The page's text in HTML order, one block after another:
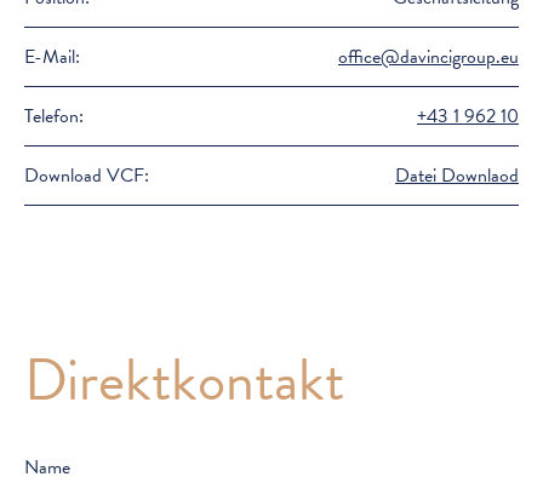
E-Mail: office@davincigroup.eu
Telefon: +43 1 962 10
Download VCF: Datei Downlaod
Direktkontakt
Name